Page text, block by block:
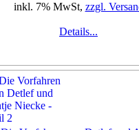
inkl. 7% MwSt, zzgl.
Details...